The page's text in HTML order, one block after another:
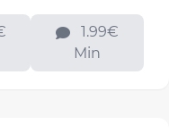
1.99€
Min